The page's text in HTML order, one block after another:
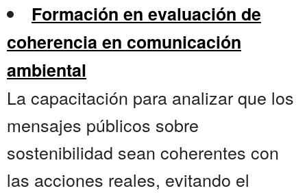
Formación en evaluación de
coherencia en comunicación
ambiental
La capacitación para analizar que los
mensajes públicos sobre
sostenibilidad sean coherentes con
las acciones reales, evitando el